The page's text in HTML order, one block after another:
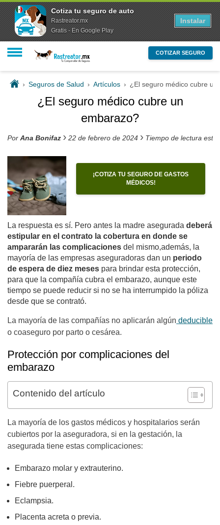
COTIZAR SEGURO
› Seguros de Salud › Artículos › ¿El seguro médico cubre un
¿El seguro médico cubre un
embarazo?
Por Ana Bonifaz › 22 de febrero de 2024 › Tiempo de lectura
¡COTIZA TU SEGURO DE GASTOS
MÉDICOS!
La respuesta es sí. Pero antes la madre asegurada deberá
estipular en el contrato la cobertura en donde se
ampararán las complicaciones del mismo,además, la
mayoría de las empresas aseguradoras dan un periodo
de espera de diez meses para brindar esta protección,
para que la compañía cubra el embarazo, aunque este
tiempo se puede reducir si no se ha interrumpido la póliza
desde que se contrató.
La mayoría de las compañías no aplicarán algún deducible
o coaseguro por parto o cesárea.
Protección por complicaciones del
embarazo
Contenido del artículo
La mayoría de los gastos médicos y hospitalarios serán
cubiertos por la aseguradora, si en la gestación, la
asegurada tiene estas complicaciones:
Embarazo molar y extrauterino.
Fiebre puerperal.
Eclampsia.
Placenta acreta o previa.
Cotiza tu seguro de auto
Rastreator.mx
Gratis - En Google Play
Instalar